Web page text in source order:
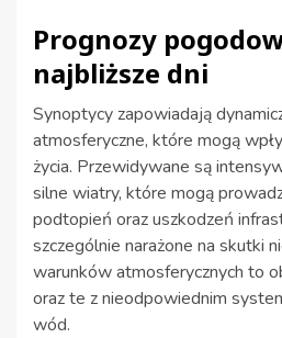
Prognozy
najbliższe dni
Synoptycy zapowiadają
atmosferyczne, które mogą
życia. Przewidywane są
silne wiatry, które mogą
podtopień oraz uszkodzeń
szczególnie narażone na skutki
warunków atmosferycznych to
oraz te z nieodpowiednim
wód.